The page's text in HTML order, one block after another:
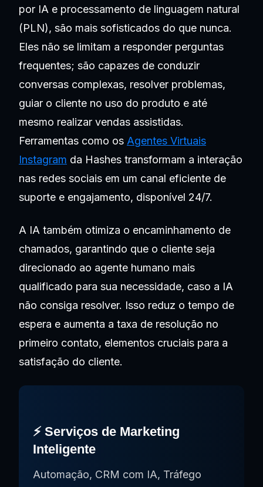
por IA e processamento de linguagem natural
(PLN), são mais sofisticados do que nunca.
Eles não se limitam a responder perguntas
frequentes; são capazes de conduzir
conversas complexas, resolver problemas,
guiar o cliente no uso do produto e até
mesmo realizar vendas assistidas.
Ferramentas como os Agentes Virtuais
Instagram da Hashes transformam a interação
nas redes sociais em um canal eficiente de
suporte e engajamento, disponível 24/7.
A IA também otimiza o encaminhamento de
chamados, garantindo que o cliente seja
direcionado ao agente humano mais
qualificado para sua necessidade, caso a IA
não consiga resolver. Isso reduz o tempo de
espera e aumenta a taxa de resolução no
primeiro contato, elementos cruciais para a
satisfação do cliente.
⚡ Serviços de Marketing
Inteligente
Automação, CRM com IA, Tráfego